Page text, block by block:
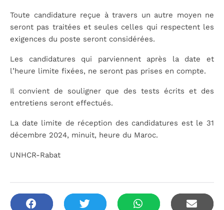
Toute candidature reçue à travers un autre moyen ne
seront pas traitées et seules celles qui respectent les
exigences du poste seront considérées.
Les candidatures qui parviennent après la date et
l’heure limite fixées, ne seront pas prises en compte.
Il convient de souligner que des tests écrits et des
entretiens seront effectués.
La date limite de réception des candidatures est le 31
décembre 2024, minuit, heure du Maroc.
UNHCR-Rabat